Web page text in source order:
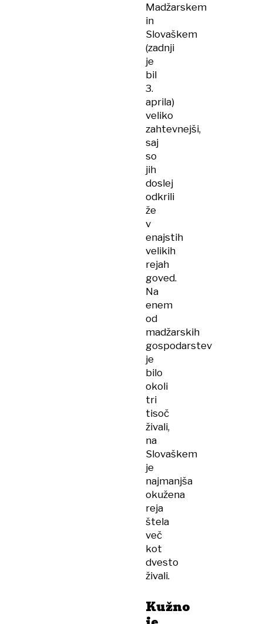
Madžarskem
in
Slovaškem
(zadnji
je
bil
3.
aprila)
veliko
zahtevnejši,
saj
so
jih
doslej
odkrili
že
v
enajstih
velikih
rejah
goved.
Na
enem
od
madžarskih
gospodarstev
je
bilo
okoli
tri
tisoč
živali,
na
Slovaškem
je
najmanjša
okužena
reja
štela
več
kot
dvesto
živali.
Kužno